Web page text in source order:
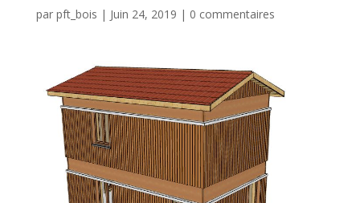
par pft_bois | Juin 24, 2019 | 0 commentaires